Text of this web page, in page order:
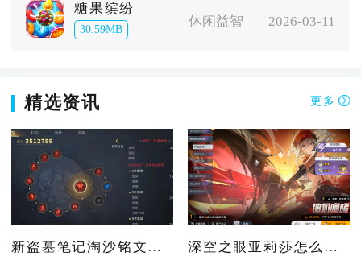
糖果缤纷
30.59MB
休闲益智 2026-03-11
精选资讯 更多
新盗墓笔记淘沙铭文带什么好 深空之眼亚莉莎怎么获得